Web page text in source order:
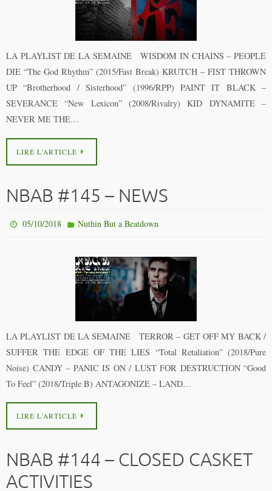
LA PLAYLIST DE LA SEMAINE WISDOM IN CHAINS – PEOPLE
DIE “The God Rhythm” (2015/Fast Break) KRUTCH – FIST THROWN
UP “Brotherhood / Sisterhood” (1996/RPP) PAINT IT BLACK –
SEVERANCE “New Lexicon” (2008/Rivalry) KID DYNAMITE –
NEVER ME THE…
LIRE L’ARTICLE
NBAB #145 – NEWS
05/10/2018 Nuthin But a Beatdown
LA PLAYLIST DE LA SEMAINE TERROR – GET OFF MY BACK /
SUFFER THE EDGE OF THE LIES “Total Retaliation” (2018/Pure
Noise) CANDY – PANIC IS ON / LUST FOR DESTRUCTION “Good
To Feel” (2018/Triple B) ANTAGONIZE – LAND…
LIRE L’ARTICLE
NBAB #144 – CLOSED CASKET
ACTIVITIES